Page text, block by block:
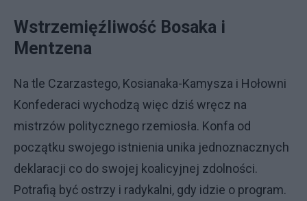
Wstrzemięźliwość Bosaka i
Mentzena
Na tle Czarzastego, Kosianaka-Kamysza i Hołowni
Konfederaci wychodzą więc dziś wręcz na
mistrzów politycznego rzemiosła. Konfa od
początku swojego istnienia unika jednoznacznych
deklaracji co do swojej koalicyjnej zdolności.
Potrafią być ostrzy i radykalni, gdy idzie o program.